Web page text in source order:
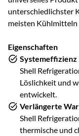
unterschiedlichster
meisten
Eigenschaften
Systemeffizienz
Shell
Löslichkeit und
entwickelt.
Verlängerte
Shell
thermische und